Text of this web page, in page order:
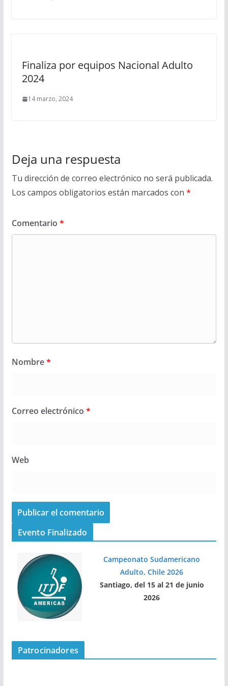
Finaliza por equipos Nacional Adulto
2024
14 marzo, 2024
Deja una respuesta
Tu dirección de correo electrónico no será publicada.
Los campos obligatorios están marcados con *
Comentario *
Nombre*
Correo electrónico *
Web
Evento Finalizado
Campeonato Sudamericano
Adulto, Chile 2026
Santiago, del 15 al 21 de junio
2026
Patrocinadores